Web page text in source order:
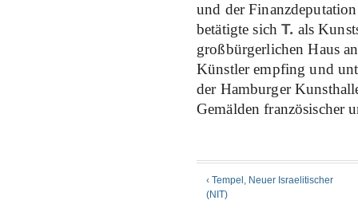
und der
betätigte sichT. als
großbürgerlichen Haus
Künstler empfing und
der Hamburger
Gemälden französischer
‹ Tempel, Neuer Israelitischer
(NIT)